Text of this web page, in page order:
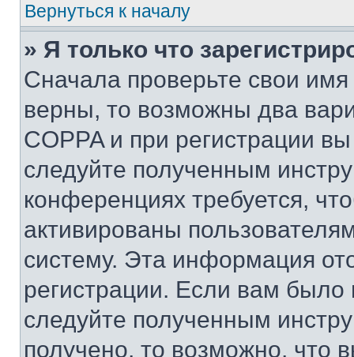
Вернуться к началу
» Я только что
Сначала проверьте свои
верны, то возможны два
COPPA и при регистрации
следуйте полученным
конференциях требуется,
активированы
систему. Эта информация
регистрации. Если вам
следуйте полученным
получено, то возможно, что